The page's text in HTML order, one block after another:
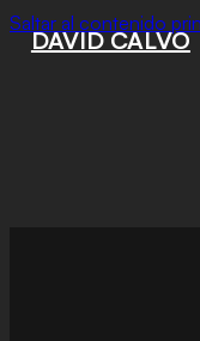
Saltar al contenido
DAVID CALVO